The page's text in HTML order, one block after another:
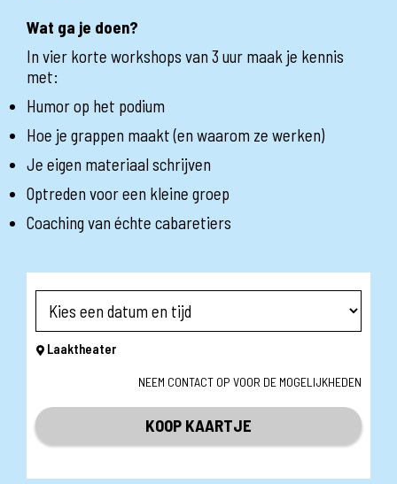
Wat ga je doen?
In vier korte workshops van 3 uur maak je kennis
met:
Humor op het podium
Hoe je grappen maakt (en waarom ze werken)
Je eigen materiaal schrijven
Optreden voor een kleine groep
Coaching van échte cabaretiers
Laaktheater
NEEM CONTACT OP VOOR DE MOGELIJKHEDEN
KOOP KAARTJE